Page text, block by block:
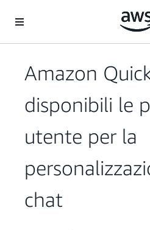
Amazon
disponibili le
utente per la
chat